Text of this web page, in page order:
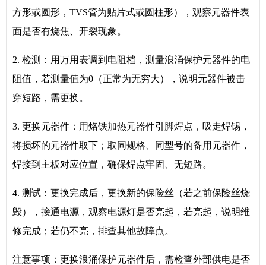
方形或圆形，TVS管为贴片式或圆柱形），观察元器件表
面是否有烧焦、开裂现象。
2. 检测：用万用表调到电阻档，测量浪涌保护元器件的电
阻值，若测量值为0（正常为无穷大），说明元器件被击
穿短路，需更换。
3. 更换元器件：用烙铁加热元器件引脚焊点，吸走焊锡，
将损坏的元器件取下；取同规格、同型号的备用元器件，
焊接到主板对应位置，确保焊点牢固、无短路。
4. 测试：更换完成后，更换新的保险丝（若之前保险丝烧
毁），接通电源，观察电源灯是否亮起，若亮起，说明维
修完成；若仍不亮，排查其他故障点。
注意事项：更换浪涌保护元器件后，需检查外部供电是否